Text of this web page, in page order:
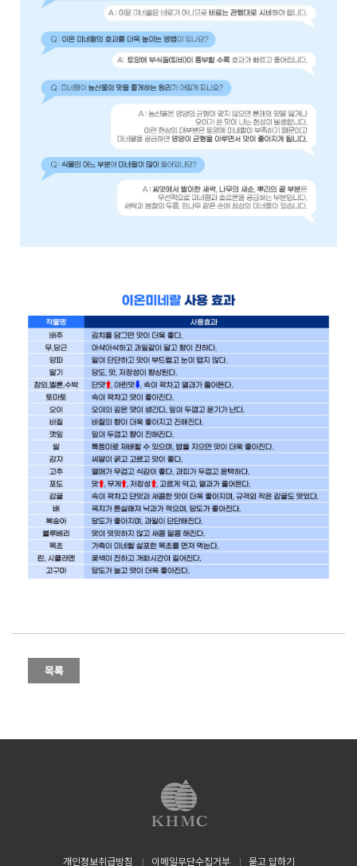
개인정보취급방침 이메일무단수집거부 묻고 답하기